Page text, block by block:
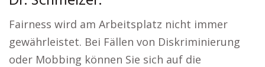
Fairness wird am Arbeitsplatz nicht immer
gewährleistet. Bei Fällen von Diskriminierung
oder Mobbing können Sie sich auf die